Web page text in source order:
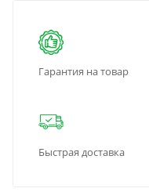
Гарантия на товар
Быстрая доставка